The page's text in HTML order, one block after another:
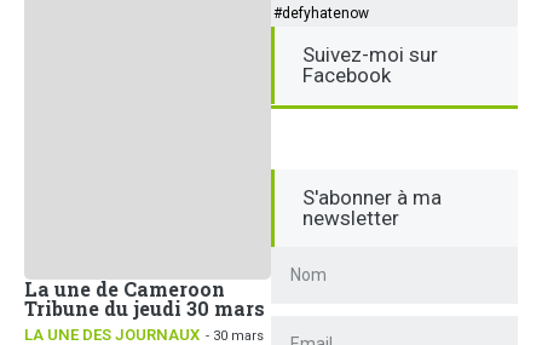
La une de Cameroon
Tribune du jeudi 30 mars
LA UNE DES JOURNAUX - 30 mars
#defyhatenow
Suivez-moi sur
Facebook
S'abonner à ma
newsletter